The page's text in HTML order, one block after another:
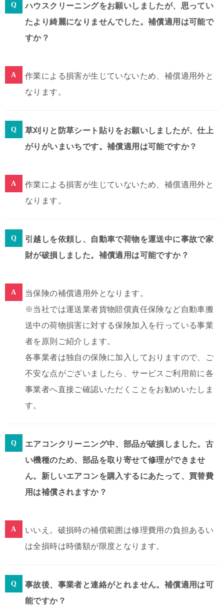
ハウスクリーニングをお願いしましたが、思ってい
たより綺麗になりませんでした。補償適用は可能で
すか？
作業による損害が生じていないため、補償適用外と
なります。
草刈りと防草シート貼りをお願いしましたが、仕上
がりがいまいちです。補償適用は可能ですか？
作業による損害が生じていないため、補償適用外と
なります。
引越しを依頼し、自動車で荷物を運送中に事故で家
財が破損しました。補償適用は可能ですか？
当保険の補償適用外となります。
※当社では運送業者貨物賠償責任保険など自動車搬
送中の荷物損害に対する保険加入を行っている事業
者を原則ご紹介します。
各事業者は独自の保険に加入しておりますので、ご
不安な点がございましたら、サービスご利用前に各
事業者へ直接ご確認いただくことをお勧めいたしま
す。
エアコンクリーニング中、部品が破損しました。古
い機種のため、部品を取り寄せて修理ができませ
ん。新しいエアコンを購入するにあたって、買替費
用は補償されますか？
いいえ。破損時の補償範囲は修理費用の負担あるい
は全損時は時価額が限度となります。
事故後、事業者と連絡がとれません。補償適用は可
能ですか？